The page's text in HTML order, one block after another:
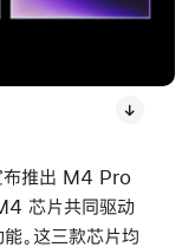
推出 M4 Pro
芯片共同驱动
。这三款芯片均